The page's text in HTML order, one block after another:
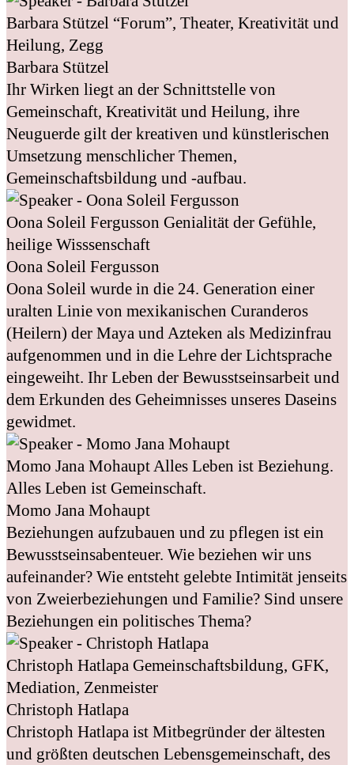
Barbara Stützel “Forum”, Theater, Kreativität und
Heilung, Zegg
Barbara Stützel
Ihr Wirken liegt an der Schnittstelle von
Gemeinschaft, Kreativität und Heilung, ihre
Neuguerde gilt der kreativen und künstlerischen
Umsetzung menschlicher Themen,
Gemeinschaftsbildung und -aufbau.
Oona Soleil Fergusson Genialität der Gefühle,
heilige Wisssenschaft
Oona Soleil Fergusson
Oona Soleil wurde in die 24. Generation einer
uralten Linie von mexikanischen Curanderos
(Heilern) der Maya und Azteken als Medizinfrau
aufgenommen und in die Lehre der Lichtsprache
eingeweiht. Ihr Leben der Bewusstseinsarbeit und
dem Erkunden des Geheimnisses unseres Daseins
gewidmet.
Momo Jana MohauptAlles Leben ist Beziehung.
Alles Leben ist Gemeinschaft.
Momo Jana Mohaupt
Beziehungen aufzubauen und zu pflegen ist ein
Bewusstseinsabenteuer. Wie beziehen wir uns
aufeinander? Wie entsteht gelebte Intimität jenseits
von Zweierbeziehungen und Familie? Sind unsere
Beziehungen ein politisches Thema?
Christoph Hatlapa Gemeinschaftsbildung, GFK,
Mediation, Zenmeister
Christoph Hatlapa
Christoph Hatlapa ist Mitbegründer der ältesten
und größten deutschen Lebensgemeinschaft, des